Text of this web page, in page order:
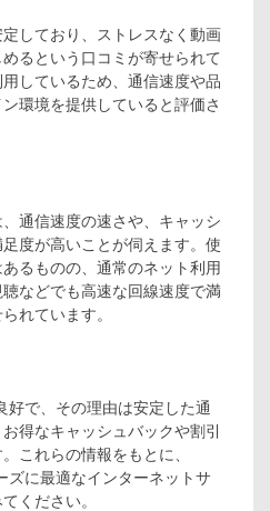
しており、ストレスなく動画
るという口コミが寄せられて
しているため、通信速度や品
環境を提供していると評価さ
通信速度の速さや、キャッシ
度が高いことが伺えます。使
るものの、通常のネット利用
などでも高速な回線速度で満
れています。
好で、その理由は安定した通
得なキャッシュバックや割引
これらの情報をもとに、
ズに最適なインターネットサ
ください。